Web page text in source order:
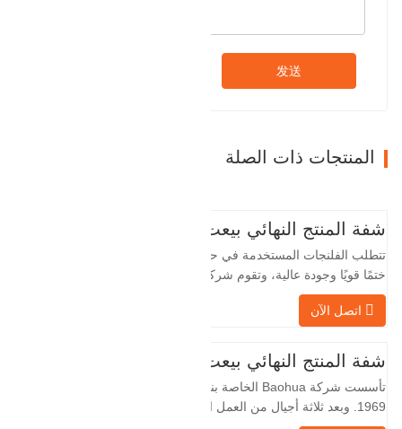
发送
المنتجات ذات الصلة
شفة المنتج النهائي بيعت
تتطلب الفلنجات المستخدمة في حقول النفط
الخاصة بنا بمعالجة الفلنجات في حقول النفط
لسنوات عديدة وتقوم بتصديرها بشكل غير
لأن الصناعة المحلية ليست مثالية، فإننا نريد
الاستيراد والتصدير مباشرة مع العملاء
الأجانب،…
اتصل الآن
شفة المنتج النهائي بيعت
تأسست شركة Baohua الخاصة بنا في عام
1969. وبعد ثلاثة أجيال من العمل الشاق،